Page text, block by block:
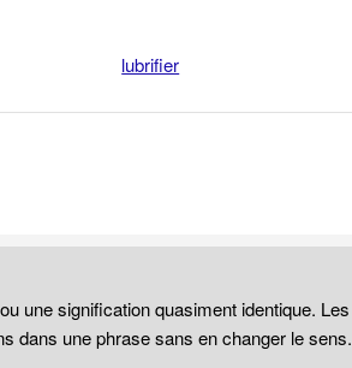
lubrifier
une signification quasiment identique. Les
dans une phrase sans en changer le sens.